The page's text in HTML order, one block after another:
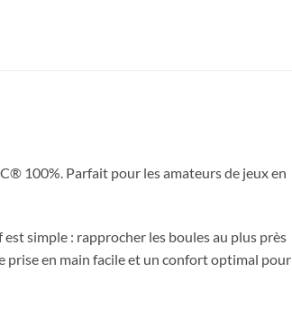
100%. Parfait pour les amateurs de jeux en
simple : rapprocher les boules au plus près
prise en main facile et un confort optimal pour